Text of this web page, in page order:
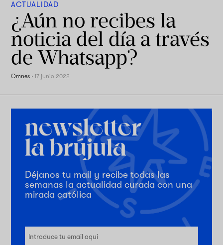
ACTUALIDAD
¿Aún no recibes la
noticia del día a través
de Whatsapp?
Omnes ·17 junio 2022
Déjanos tu mail y recibe todas las
semanas la actualidad curada con una
mirada católica